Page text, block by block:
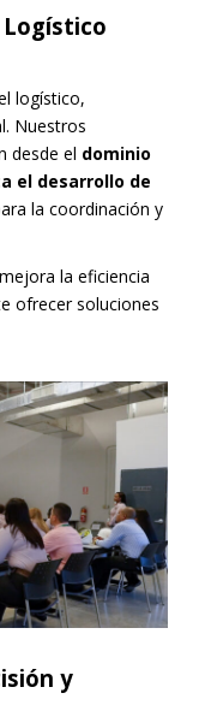
logístico,
Nuestros
desde el dominio
el desarrollo de
la coordinación y
la eficiencia
ofrecer soluciones
y